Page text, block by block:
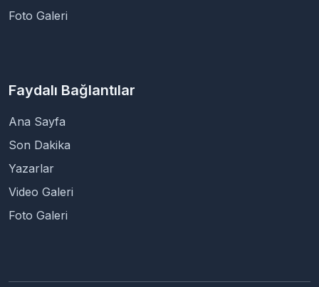
Foto Galeri
Faydalı Bağlantılar
Ana Sayfa
Son Dakika
Yazarlar
Video Galeri
Foto Galeri